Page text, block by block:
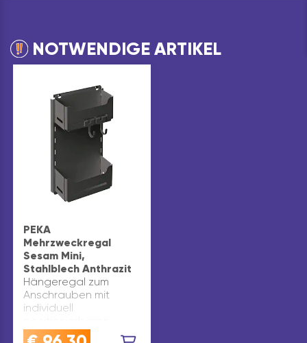
NOTWENDIGE ARTIKEL
PEKA
Mehrzweckregal
Sesam Mini,
Stahlblech Anthrazit
Hängeregal zum
Anschrauben mit
individuell
Tablaren und Haken